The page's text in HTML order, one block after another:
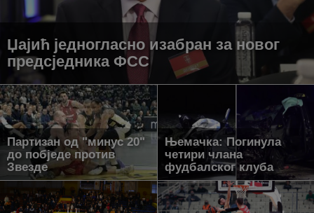
Џајић једногласно изабран за новог
предсједника ФСС
Партизан од "минус 20"
до побједе против
Звезде
Њемачка: Погинула
четири члана
фудбалског клуба